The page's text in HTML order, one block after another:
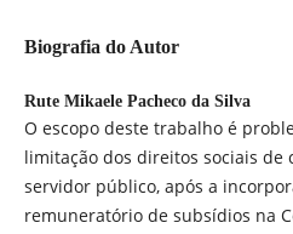
Biografia do Autor
Rute Mikaele Pacheco da Silva
O escopo deste trabalho é
limitação dos direitos sociais
servidor público, após a
remuneratório de subsídios na